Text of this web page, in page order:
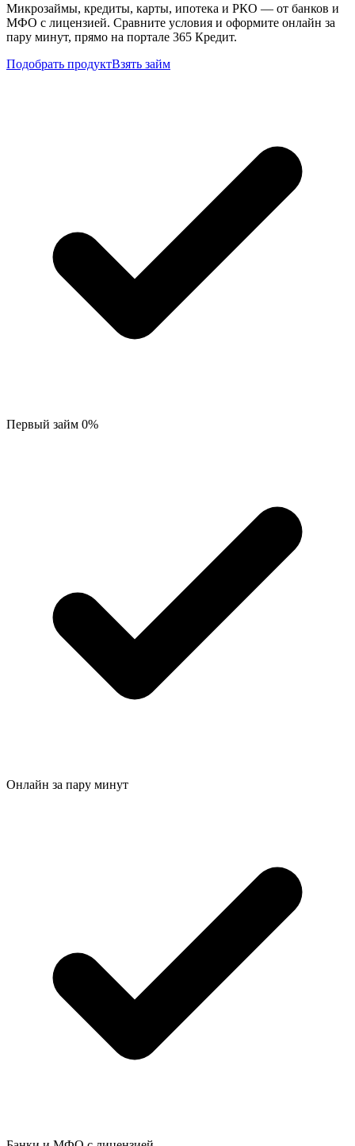
Микрозаймы, кредиты, карты, ипотека и РКО — от банков и
МФО с лицензией. Сравните условия и оформите онлайн за
пару минут, прямо на портале 365 Кредит.
Подобрать продуктВзять займ
Первый займ 0%
Онлайн за пару минут